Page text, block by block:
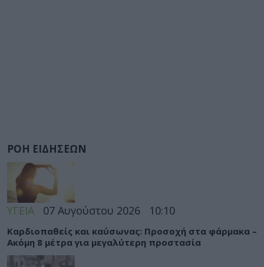
ΡΟΗ ΕΙΔΗΣΕΩΝ
ΥΓΕΙΑ 07 Αυγούστου 2026 10:10
Καρδιοπαθείς και καύσωνας: Προσοχή στα φάρμακα –
Ακόμη 8 μέτρα για μεγαλύτερη προστασία